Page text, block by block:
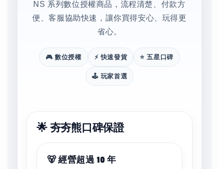
NS 系列數位授權商品，流程清楚、付款方
便、客服協助快速，讓你買得安心、玩得更
省心。
🎮 數位授權 ⚡ 快速發貨 ⭐ 五星口碑
🕹️ 玩家首選
🌟 夯夯熊口碑保證
🐻 經營超過 10 年